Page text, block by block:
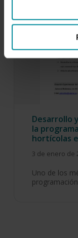
Desarrollo
la
hortícolas
3 de enero de
Uno de los